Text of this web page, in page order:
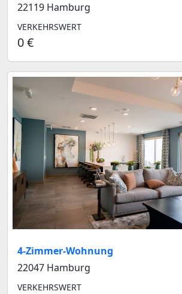
22119 Hamburg
VERKEHRSWERT
0 €
4-Zimmer-Wohnung
22047 Hamburg
VERKEHRSWERT